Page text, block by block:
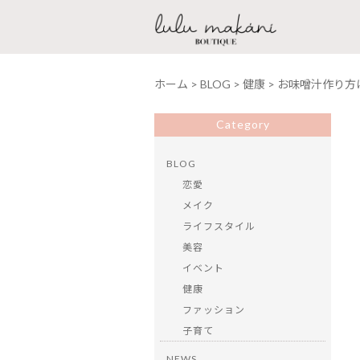
ホーム > BLOG > 健康 > お味噌汁作り方
Category
BLOG
恋愛
メイク
ライフスタイル
美容
イベント
健康
ファッション
子育て